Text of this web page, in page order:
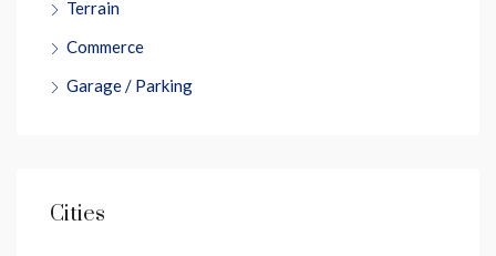
Terrain
Commerce
Garage / Parking
Cities